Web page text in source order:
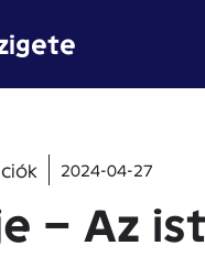
2024-04-27
– Az